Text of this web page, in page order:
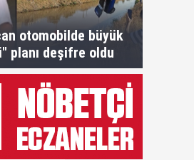
otomobilde büyük
planı deşifre oldu